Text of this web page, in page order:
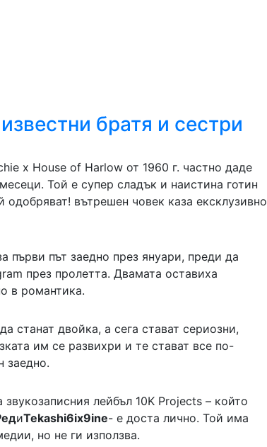
братя и сестри
x House of Harlow от 1960 г. частно даде
Той е супер сладък и наистина готин
вътрешен човек каза ексклузивно
първи път заедно през януари, преди да
през пролетта. Двамата оставиха
в романтика.
станат двойка, а сега стават сериозни,
им се развихри и те стават все по-
заедно.
лейбъл 10K Projects – който
иTekashi6ix9ine- е доста лично. Той има
но не ги използва.